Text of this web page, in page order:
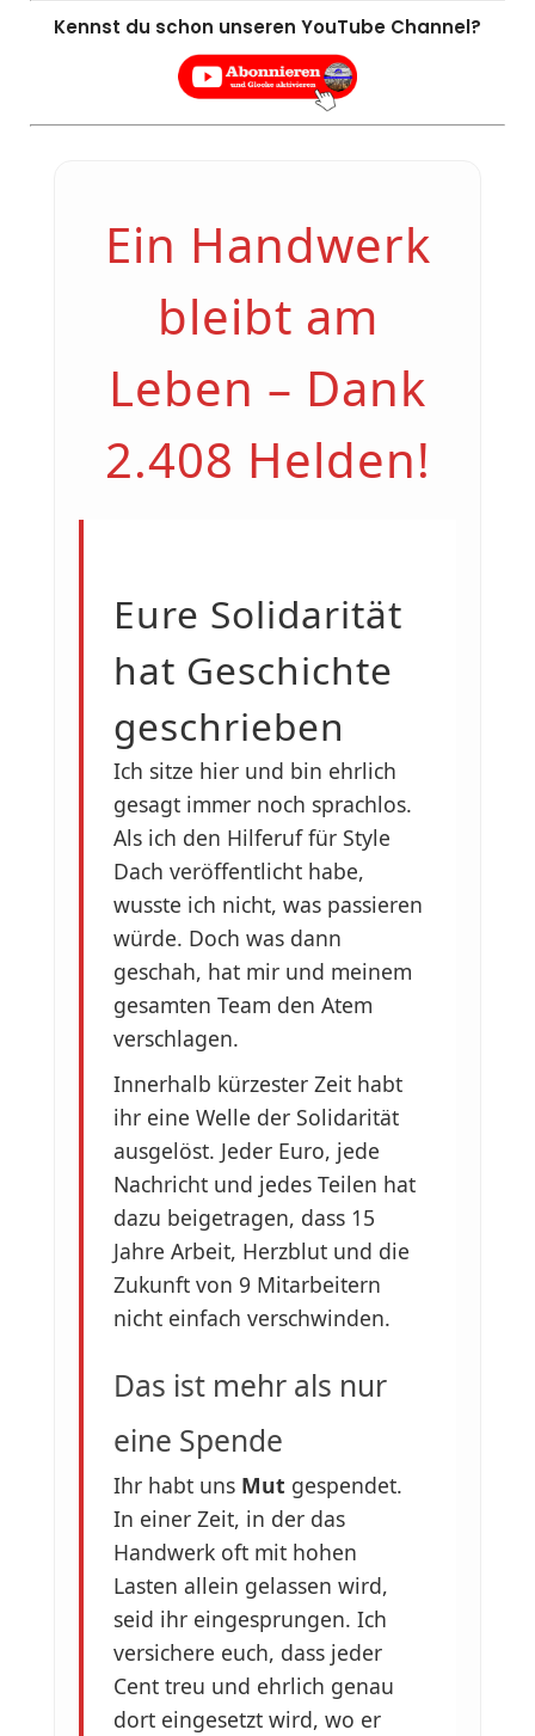
Kennst du schon unseren YouTube Channel?
Ein Handwerk
bleibt am
Leben – Dank
2.408 Helden!
Eure Solidarität
hat Geschichte
geschrieben
Ich sitze hier und bin ehrlich
gesagt immer noch sprachlos.
Als ich den Hilferuf für Style
Dach veröffentlicht habe,
wusste ich nicht, was passieren
würde. Doch was dann
geschah, hat mir und meinem
gesamten Team den Atem
verschlagen.
Innerhalb kürzester Zeit habt
ihr eine Welle der Solidarität
ausgelöst. Jeder Euro, jede
Nachricht und jedes Teilen hat
dazu beigetragen, dass 15
Jahre Arbeit, Herzblut und die
Zukunft von 9 Mitarbeitern
nicht einfach verschwinden.
Das ist mehr als nur
eine Spende
Ihr habt uns Mut gespendet.
In einer Zeit, in der das
Handwerk oft mit hohen
Lasten allein gelassen wird,
seid ihr eingesprungen. Ich
versichere euch, dass jeder
Cent treu und ehrlich genau
dort eingesetzt wird, wo er